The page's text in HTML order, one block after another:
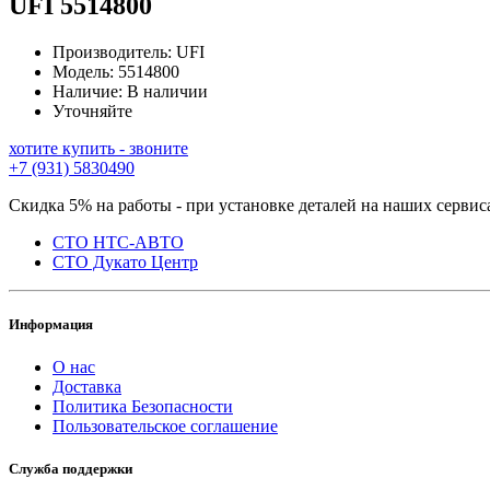
Производитель: UFI
Модель: 5514800
Наличие: В наличии
Уточняйте
хотите купить - звоните
+7 (931) 5830490
Скидка 5% на работы - при установке деталей на наших
СТО НТС-АВТО
СТО Дукато Центр
Информация
О нас
Доставка
Политика Безопасности
Пользовательское соглашение
Служба поддержки